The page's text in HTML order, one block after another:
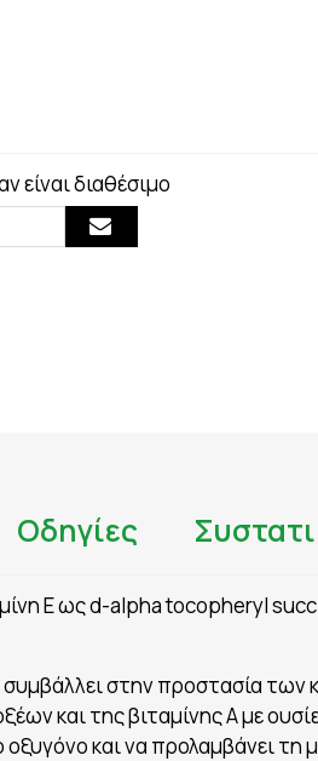
ΜΥΪΚΟΙ ΠΟΝΟΙ - ΠΙΑΣΙΜΑΤΑ
ΝΑΥΤΙΑ
ΝΕΥΡΟΠΑΘΗΤΙΚΟΣ ΠΟΝΟΣ - ΧΡΟΝΙΟΣ
είναι διαθέσιμο
Οδηγίες
E ως d-alpha tocopheryl
συμβάλλει στην προστασία
και της βιταμίνης Α με
και να προλαμβάνει τη